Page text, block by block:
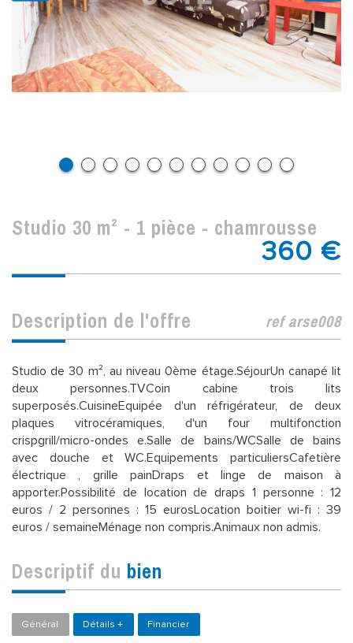
studio 30 m² - 1 pièce - chamrousse
360 €
description de l'offre ref arse008
Studio de 30 m², au niveau 0ème étage.SéjourUn canapé lit
deux personnes.TVCoin cabine trois lits
superposés.CuisineEquipée d'un réfrigérateur, de deux
plaques vitrocéramiques, d'un four multifonction
crispgrill/micro-ondes e.Salle de bains/WCSalle de bains
avec douche et WC.Equipements particuliersCafetière
électrique , grille painDraps et linge de maison à
apporter.Possibilité de location de draps 1 personne : 12
euros / 2 personnes : 15 eurosLocation boitier wi-fi : 39
euros / semaineMénage non compris.Animaux non admis.
descriptif du bien
Général Détails + Financier